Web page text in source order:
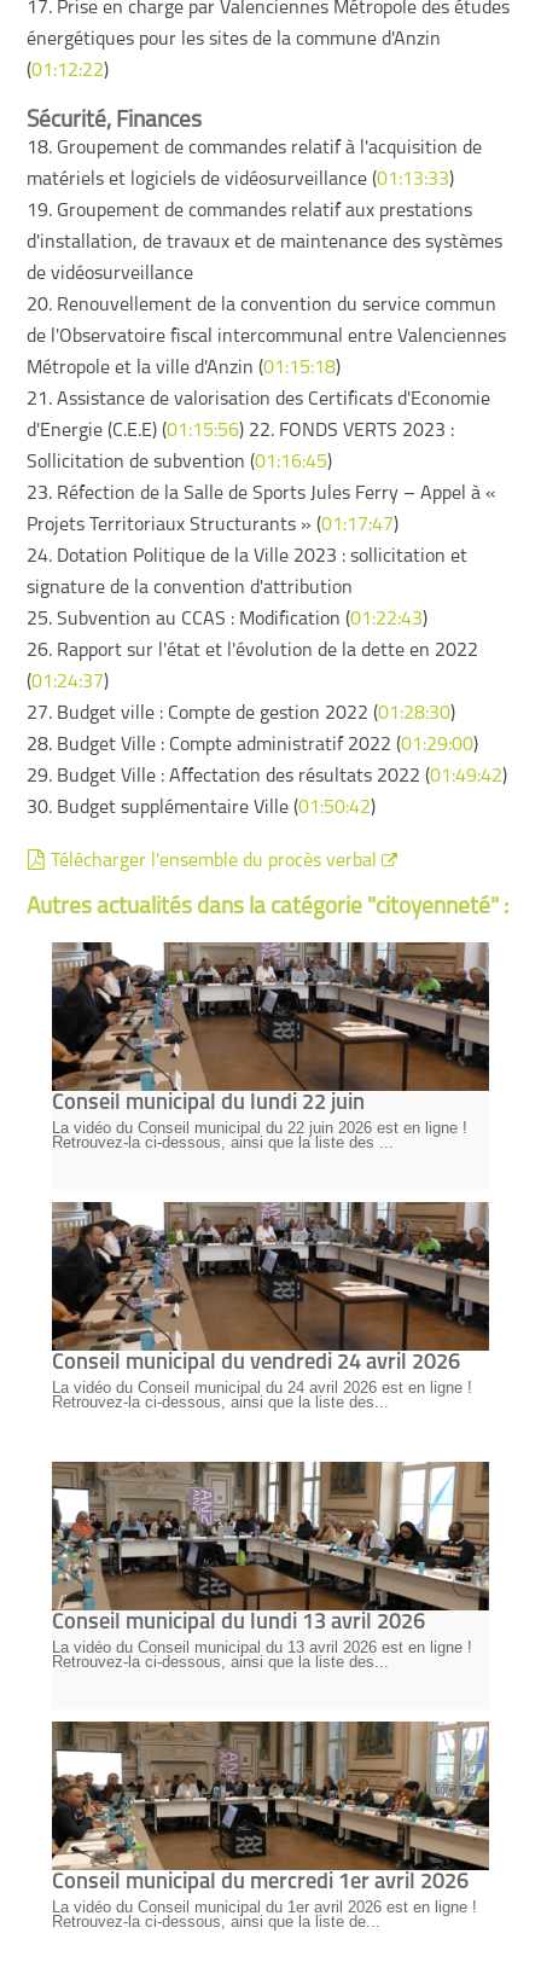
17. Prise en charge par Valenciennes Métropole des études
énergétiques pour les sites de la commune d'Anzin
(01:12:22)
Sécurité, Finances
18. Groupement de commandes relatif à l'acquisition de
matériels et logiciels de vidéosurveillance (01:13:33)
19. Groupement de commandes relatif aux prestations
d'installation, de travaux et de maintenance des systèmes
de vidéosurveillance
20. Renouvellement de la convention du service commun
de l'Observatoire fiscal intercommunal entre Valenciennes
Métropole et la ville d'Anzin (01:15:18)
21. Assistance de valorisation des Certificats d'Economie
d'Energie (C.E.E) (01:15:56) 22. FONDS VERTS 2023 :
Sollicitation de subvention (01:16:45)
23. Réfection de la Salle de Sports Jules Ferry – Appel à «
Projets Territoriaux Structurants » (01:17:47)
24. Dotation Politique de la Ville 2023 : sollicitation et
signature de la convention d'attribution
25. Subvention au CCAS : Modification (01:22:43)
26. Rapport sur l'état et l'évolution de la dette en 2022
(01:24:37)
27. Budget ville : Compte de gestion 2022 (01:28:30)
28. Budget Ville : Compte administratif 2022 (01:29:00)
29. Budget Ville : Affectation des résultats 2022 (01:49:42)
30. Budget supplémentaire Ville (01:50:42)
Télécharger l'ensemble du procès verbal
Autres actualités dans la catégorie "citoyenneté" :
Conseil municipal du lundi 22 juin
La vidéo du Conseil municipal du 22 juin 2026 est en ligne !
Retrouvez-la ci-dessous, ainsi que la liste des ...
Conseil municipal du vendredi 24 avril 2026
La vidéo du Conseil municipal du 24 avril 2026 est en ligne !
Retrouvez-la ci-dessous, ainsi que la liste des...
Conseil municipal du lundi 13 avril 2026
La vidéo du Conseil municipal du 13 avril 2026 est en ligne !
Retrouvez-la ci-dessous, ainsi que la liste des...
Conseil municipal du mercredi 1er avril 2026
La vidéo du Conseil municipal du 1er avril 2026 est en ligne !
Retrouvez-la ci-dessous, ainsi que la liste de...